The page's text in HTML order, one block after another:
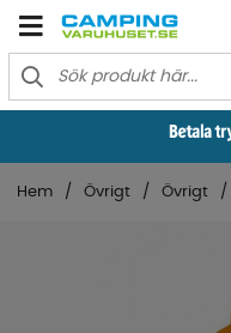
Hem Övrigt Övrigt